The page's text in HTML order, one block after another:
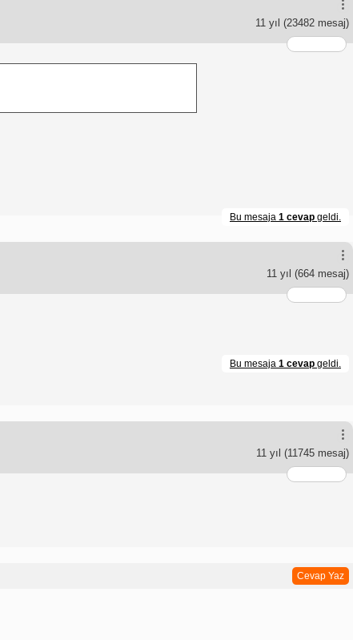
11 yıl (23482 mesaj)
Bu mesaja 1 cevap geldi.
11 yıl (664 mesaj)
Bu mesaja 1 cevap geldi.
11 yıl (11745 mesaj)
Cevap Yaz